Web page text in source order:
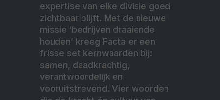
expertise van elke divisie goed
zichtbaar blijft. Met de nieuwe
missie ‘bedrijven draaiende
houden’ kreeg Facta er een
frisse set kernwaarden bij:
samen, daadkrachtig,
verantwoordelijk en
vooruitstrevend. Vier woorden